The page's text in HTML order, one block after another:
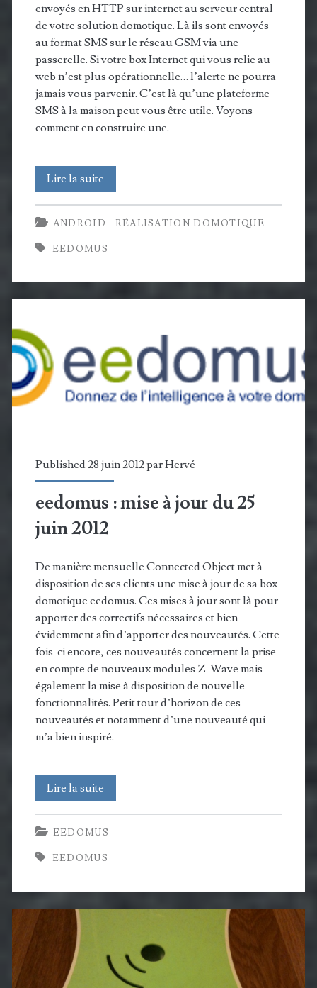
envoyés en HTTP sur internet au serveur central
de votre solution domotique. Là ils sont envoyés
au format SMS sur le réseau GSM via une
passerelle. Si votre box Internet qui vous relie au
web n’est plus opérationnelle… l’alerte ne pourra
jamais vous parvenir. C’est là qu’une plateforme
SMS à la maison peut vous être utile. Voyons
comment en construire une.
Lire la suite
Gateway
:
une
passerelle
la
maison
ANDROID RÉALISATION DOMOTIQUE
EEDOMUS
Published 28 juin 2012 parHervé
eedomus : mise à jour du 25
juin 2012
De manière mensuelle Connected Object met à
disposition de ses clients une mise à jour de sa box
domotique eedomus. Ces mises à jour sont là pour
apporter des correctifs nécessaires et bien
évidemment afin d’apporter des nouveautés. Cette
fois-ci encore, ces nouveautés concernent la prise
en compte de nouveaux modules Z-Wave mais
également la mise à disposition de nouvelle
fonctionnalités. Petit tour d’horizon de ces
nouveautés et notamment d’une nouveauté qui
m’a bien inspiré.
Lire la suite
:
mise
à
jour
juin
EEDOMUS
EEDOMUS